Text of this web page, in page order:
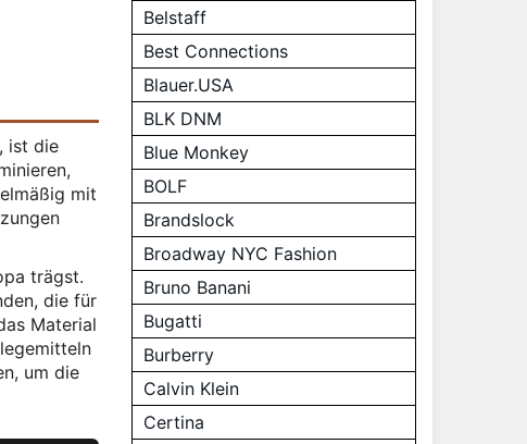
ist die
mit
trägst.
die für
Material
um die
Belstaff
Best Connections
Blauer.USA
BLK DNM
Blue Monkey
BOLF
Brandslock
Broadway NYC Fashion
Bruno Banani
Bugatti
Burberry
Calvin Klein
Certina